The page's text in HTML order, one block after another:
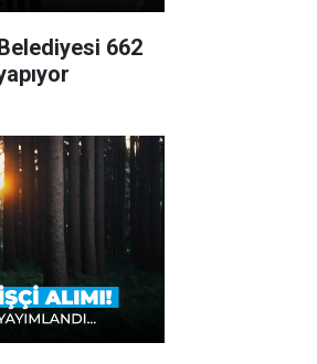
662